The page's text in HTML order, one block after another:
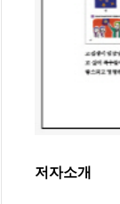
저자소개